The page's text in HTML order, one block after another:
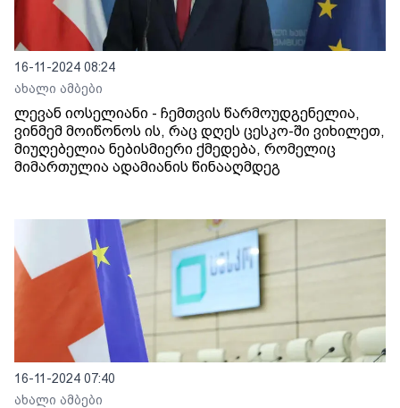
16-11-2024 08:24
ახალი ამბები
ლევან იოსელიანი - ჩემთვის წარმოუდგენელია,
ვინმემ მოიწონოს ის, რაც დღეს ცესკო-ში ვიხილეთ,
მიუღებელია ნებისმიერი ქმედება, რომელიც
მიმართულია ადამიანის წინააღმდეგ
16-11-2024 07:40
ახალი ამბები